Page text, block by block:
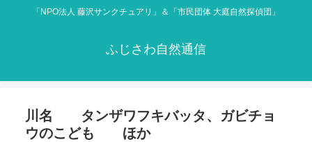
「NPO法人 藤沢サンクチュアリ」＆「市民団体 大庭自然探偵団」
ふじさわ自然通信
川名 タンザワフキバッタ、ガビチョ
ウのこども ほか